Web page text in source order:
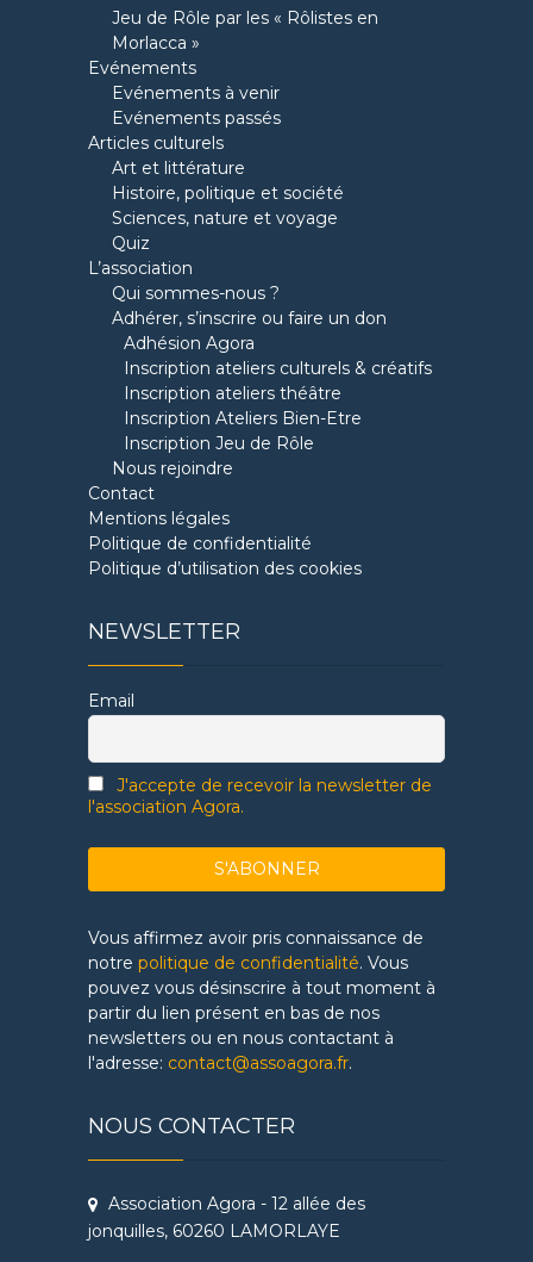
Jeu de Rôle par les « Rôlistes en
Morlacca »
Evénements
Evénements à venir
Evénements passés
Articles culturels
Art et littérature
Histoire, politique et société
Sciences, nature et voyage
Quiz
L’association
Qui sommes-nous ?
Adhérer, s’inscrire ou faire un don
Adhésion Agora
Inscription ateliers culturels & créatifs
Inscription ateliers théâtre
Inscription Ateliers Bien-Etre
Inscription Jeu de Rôle
Nous rejoindre
Contact
Mentions légales
Politique de confidentialité
Politique d’utilisation des cookies
NEWSLETTER
Email
J'accepte de recevoir la newsletter de
l'association Agora.
Vous affirmez avoir pris connaissance de
notre politique de confidentialité. Vous
pouvez vous désinscrire à tout moment à
partir du lien présent en bas de nos
newsletters ou en nous contactant à
l'adresse: contact@assoagora.fr.
NOUS CONTACTER
Association Agora - 12 allée des
jonquilles, 60260 LAMORLAYE